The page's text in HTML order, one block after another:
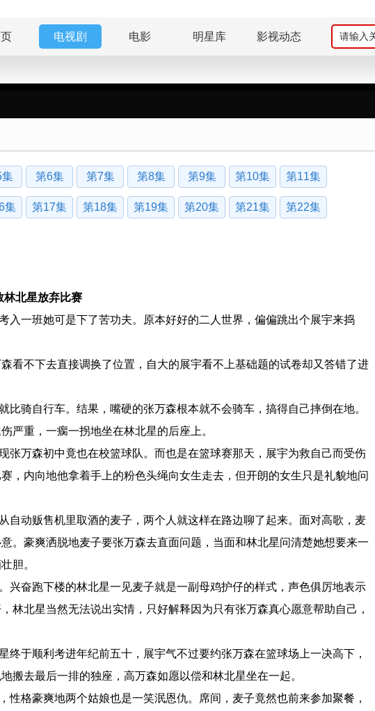
电视剧 电影 明星库 影视动态
第6集 第7集 第8集 第9集 第10集 第11集
集 第17集 第18集 第19集 第20集 第21集 第22集
北星放弃比赛
一班她可是下了苦功夫。原本好好的二人世界，偏偏跳出个展宇来捣
看不下去直接调换了位置，自大的展宇看不上基础题的试卷却又答错了进
骑自行车。结果，嘴硬的张万森根本就不会骑车，搞得自己摔倒在地。
严重，一瘸一拐地坐在林北星的后座上。
万森初中竟也在校篮球队。而也是在篮球赛那天，展宇为救自己而受伤
，内向地他拿着手上的粉色头绳向女生走去，但开朗的女生只是礼貌地问
动贩售机里取酒的麦子，两个人就这样在路边聊了起来。面对高歌，麦
。豪爽洒脱地麦子要张万森去直面问题，当面和林北星问清楚她想要来一
胆。
奋跑下楼的林北星一见麦子就是一副母鸡护仔的样式，声色俱厉地表示
林北星当然无法说出实情，只好解释因为只有张万森真心愿意帮助自己，
于顺利考进年纪前五十，展宇气不过要约张万森在篮球场上一决高下，
搬去最后一排的独座，高万森如愿以偿和林北星坐在一起。
格豪爽地两个姑娘也是一笑泯恩仇。席间，麦子竟然也前来参加聚餐，